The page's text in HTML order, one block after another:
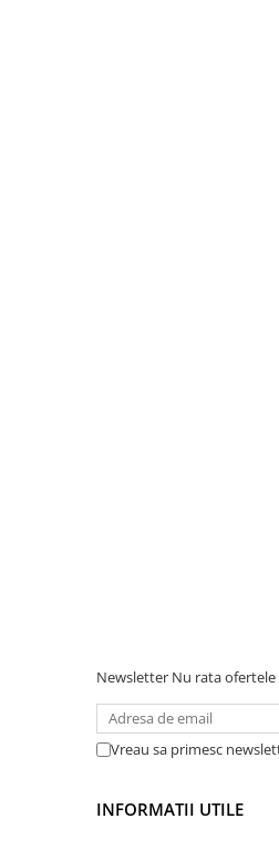
Crosete si burghie pescuit
Foarfeca pescuit
Tub antitangle
Newsletter Nu rata
Vreau sa primesc
INFORMATII UTILE